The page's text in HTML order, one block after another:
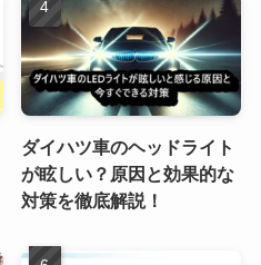
ダイハツ車のヘッドライト
が眩しい？原因と効果的な
対策を徹底解説！